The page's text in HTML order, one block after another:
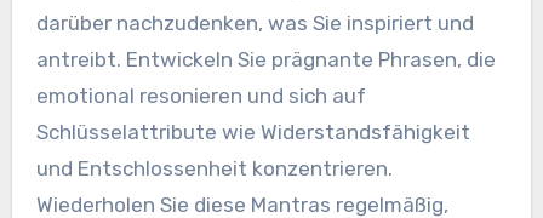
darüber nachzudenken, was Sie inspiriert und
antreibt. Entwickeln Sie prägnante Phrasen, die
emotional resonieren und sich auf
Schlüsselattribute wie Widerstandsfähigkeit
und Entschlossenheit konzentrieren.
Wiederholen Sie diese Mantras regelmäßig,